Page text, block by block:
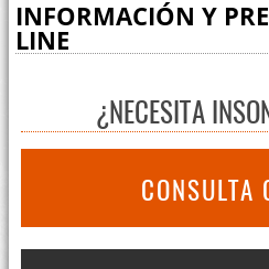
INFORMACIÓN Y
LINE
¿NECESITA
CONSULTA